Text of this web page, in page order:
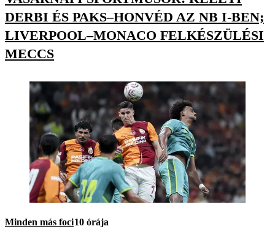
DERBI ÉS PAKS–HONVÉD AZ NB I-BEN;
LIVERPOOL–MONACO FELKÉSZÜLÉSI
MECCS
Minden más foci10 órája